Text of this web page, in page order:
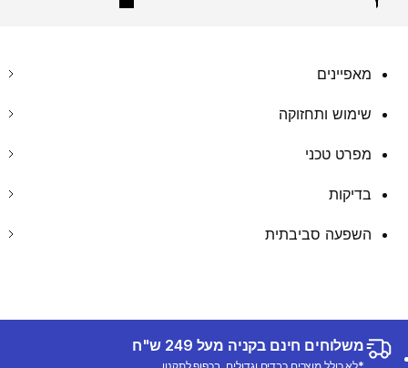
מאפיינים
שימוש ותחזוקה
מפרט טכני
בדיקות
השפעה סביבתית
משלוחים חינם בקניה מעל 249 ש"ח